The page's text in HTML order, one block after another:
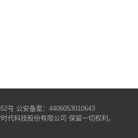
号 公安备案：4406053010643
代科技股份有限公司 保留一切权利。